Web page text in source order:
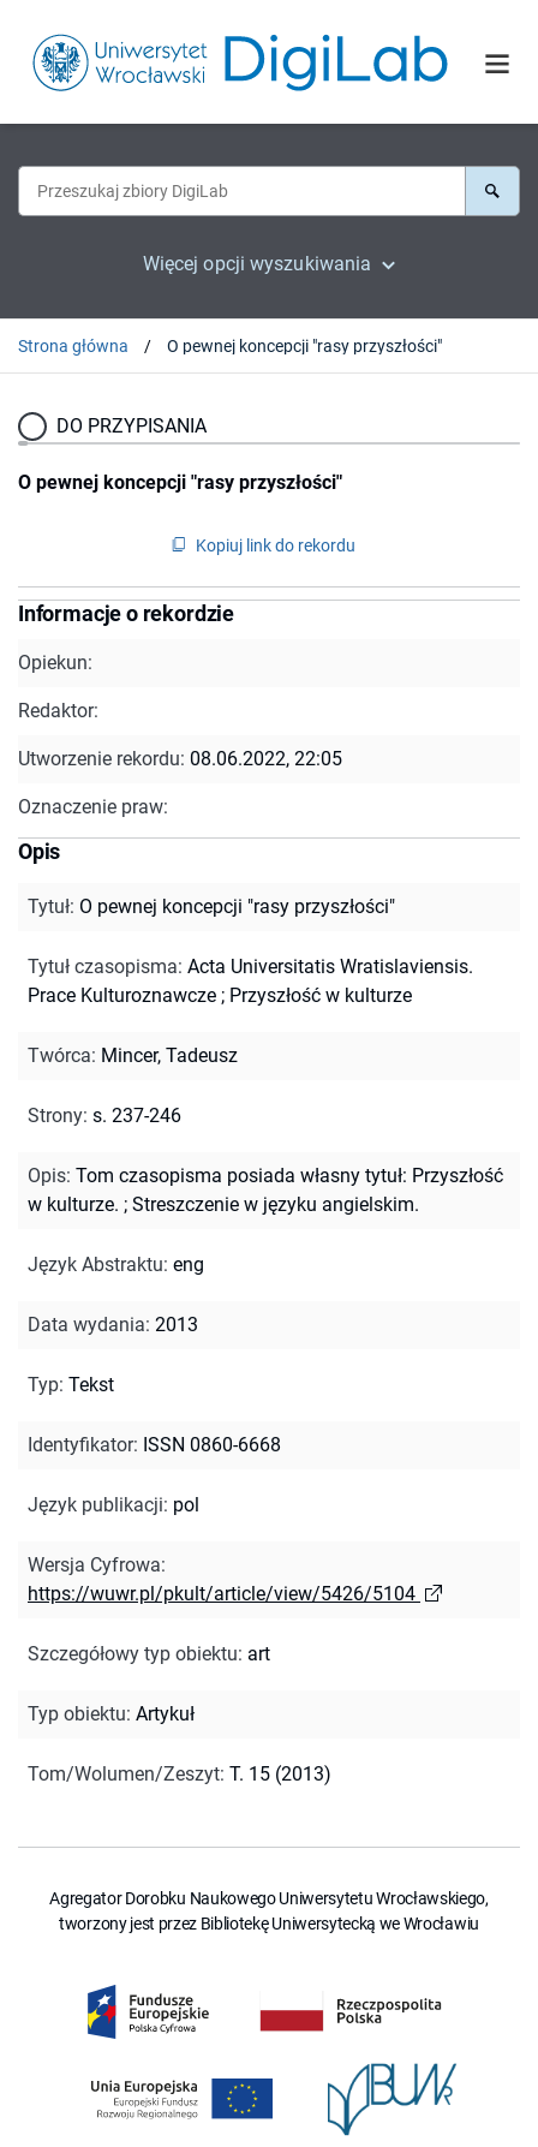
Więcej opcji wyszukiwania
Strona główna O pewnej koncepcji "rasy przyszłości"
DO PRZYPISANIA
O pewnej koncepcji "rasy przyszłości"
Kopiuj link do rekordu
Informacje o rekordzie
Opiekun:
Redaktor:
Utworzenie rekordu: 08.06.2022, 22:05
Oznaczenie praw:
Opis
Tytuł: O pewnej koncepcji "rasy przyszłości"
Tytuł czasopisma: Acta Universitatis Wratislaviensis.
Prace Kulturoznawcze ; Przyszłość w kulturze
Twórca: Mincer, Tadeusz
Strony: s. 237-246
Opis: Tom czasopisma posiada własny tytuł: Przyszłość
w kulturze. ; Streszczenie w języku angielskim.
Język Abstraktu: eng
Data wydania: 2013
Typ: Tekst
Identyfikator: ISSN 0860-6668
Język publikacji: pol
Wersja Cyfrowa:
https://wuwr.pl/pkult/article/view/5426/5104
Szczegółowy typ obiektu: art
Typ obiektu: Artykuł
Tom/Wolumen/Zeszyt: T. 15 (2013)
Agregator Dorobku Naukowego Uniwersytetu Wrocławskiego,
tworzony jest przez Bibliotekę Uniwersytecką we Wrocławiu